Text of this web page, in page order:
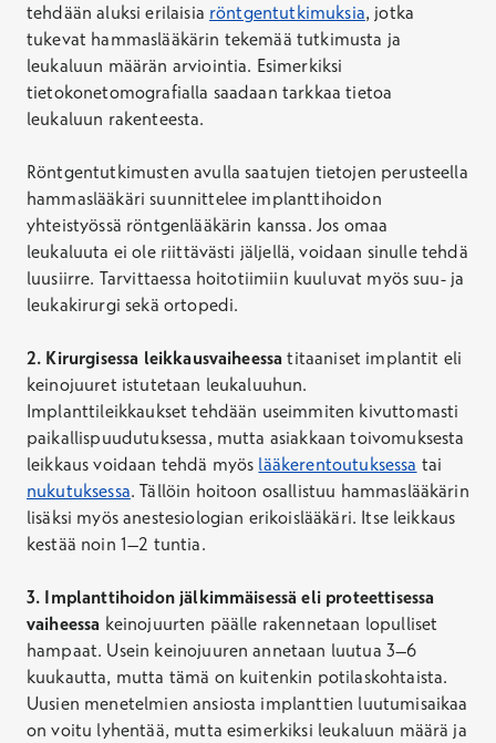
tehdään aluksi erilaisia röntgentutkimuksia, jotka
tukevat hammaslääkärin tekemää tutkimusta ja
leukaluun määrän arviointia. Esimerkiksi
tietokonetomografialla saadaan tarkkaa tietoa
leukaluun rakenteesta.
Röntgentutkimusten avulla saatujen tietojen perusteella
hammaslääkäri suunnittelee implanttihoidon
yhteistyössä röntgenlääkärin kanssa. Jos omaa
leukaluuta ei ole riittävästi jäljellä, voidaan sinulle tehdä
luusiirre. Tarvittaessa hoitotiimiin kuuluvat myös suu- ja
leukakirurgi sekä ortopedi.
2. Kirurgisessa leikkausvaiheessa titaaniset implantit eli
keinojuuret istutetaan leukaluuhun.
Implanttileikkaukset tehdään useimmiten kivuttomasti
paikallispuudutuksessa, mutta asiakkaan toivomuksesta
leikkaus voidaan tehdä myös lääkerentoutuksessa tai
nukutuksessa. Tällöin hoitoon osallistuu hammaslääkärin
lisäksi myös anestesiologian erikoislääkäri. Itse leikkaus
kestää noin 1–2 tuntia.
3. Implanttihoidon jälkimmäisessä eli proteettisessa
vaiheessa keinojuurten päälle rakennetaan lopulliset
hampaat. Usein keinojuuren annetaan luutua 3–6
kuukautta, mutta tämä on kuitenkin potilaskohtaista.
Uusien menetelmien ansiosta implanttien luutumisaikaa
on voitu lyhentää, mutta esimerkiksi leukaluun määrä ja